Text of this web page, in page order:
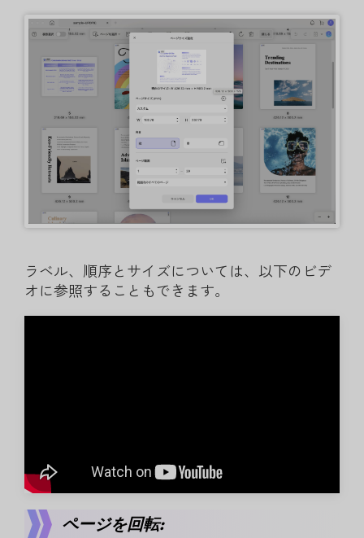
ラベル、順序とサイズについては、以下のビデ
オに参照することもできます。
ページを回転: